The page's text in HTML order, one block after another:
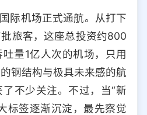
PC 其他
际机场正式通航。从打下
旅客，这座总投资约800
量1亿人次的机场，只用
钢结构与极具未来感的航
不少关注。不过，当“新
标签逐渐沉淀，最先察觉